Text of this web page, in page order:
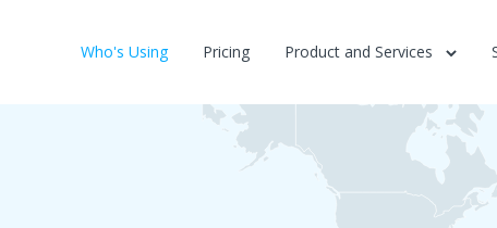
Who's Using Pricing Product and Services